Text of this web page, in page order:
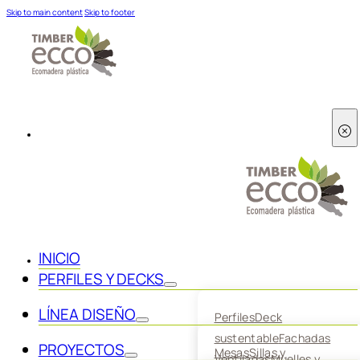
Skip to main contentSkip to footer
INICIO
PERFILES Y DECKS
PerfilesDeck
sustentableFachadas
LÍNEA DISEÑO
MesasSillas y
PROYECTOS